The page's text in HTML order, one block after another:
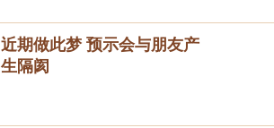
近期做此梦 预示会与朋友产
生隔阂